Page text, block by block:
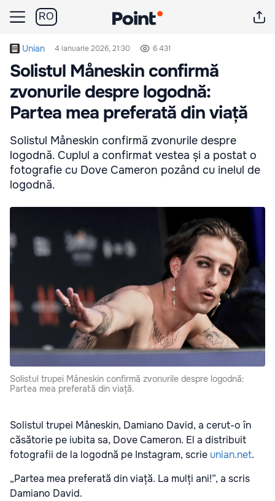
RO
Unian 4 ianuarie 2026, 21:30 6 431
Solistul Måneskin confirmă
zvonurile despre logodnă:
Partea mea preferată din viață
Solistul Måneskin confirmă zvonurile despre
logodnă. Cuplul a confirmat vestea și a postat o
fotografie cu Dove Cameron pozând cu inelul de
logodnă.
Solistul trupei Måneskin confirmă zvonurile despre logodnă:
Partea mea preferată din viață.
Solistul trupei Måneskin, Damiano David, a cerut-o în
căsătorie pe iubita sa, Dove Cameron. El a distribuit
fotografii de la logodnă pe Instagram, scrie unian.net.
„Partea mea preferată din viață. La mulți ani!”, a scris
Damiano David.